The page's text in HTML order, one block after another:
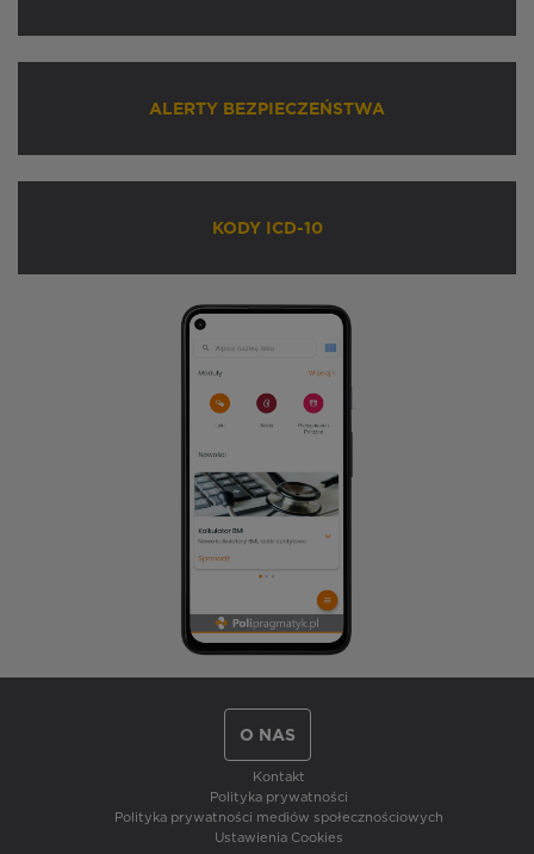
ALERTY BEZPIECZEŃSTWA
KODY ICD-10
O NAS
Kontakt
Polityka prywatności
Polityka prywatności mediów społecznościowych
Ustawienia Cookies